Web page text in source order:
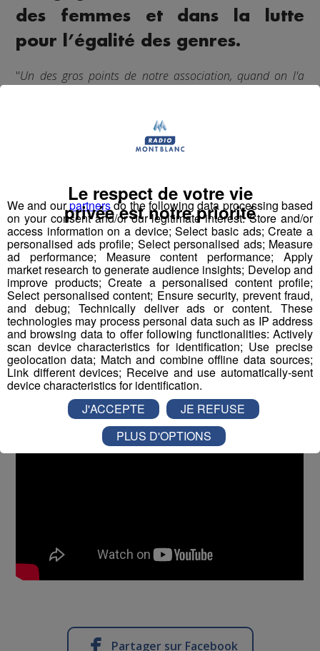
des femmes et dans la lutte
pour l’égalité des genres.
"Un des gros points de notre association, quand on l'a
hommes, parce qu'ils souffrent aussi de la société
patriarcale. C'était vraiment très important pour nous
À l'occasion de la Journée Internationale des Droits des
Femmes, Cécile Foucher et Morgane Boucherit, de
l'association UNES Zouz Collective, étaient nos invitées
pour nous présenter la 2e édition du festival UNES qui
démarre ce mardi soir avec au programme des
conférences, des ateliers, des concerts et des
spectacles pour parler de féminisme au sommet.
Partager sur Facebook
We and ourpartnersdo the following data processing based
on your consent and/or our legitimate interest: Store and/or
access information on a device; Select basic ads; Create a
personalised ads profile; Select personalised ads; Measure
ad performance; Measure content performance; Apply
market research to generate audience insights; Develop and
improve products; Create a personalised content profile;
Select personalised content; Ensure security, prevent fraud,
and debug; Technically deliver ads or content. These
technologies may process personal data such as IP address
and browsing data to offer following functionalities: Actively
scan device characteristics for identification; Use precise
geolocation data; Match and combine offline data sources;
Link different devices; Receive and use automatically-sent
device characteristics for identification.
Le respect de votre vie
privée est notre priorité
J'ACCEPTE
JE REFUSE
PLUS D'OPTIONS